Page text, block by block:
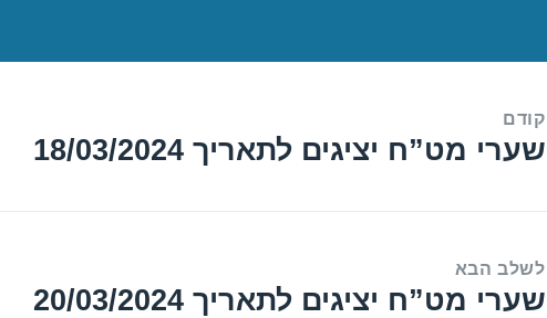
קודם
הפוסט
שערי מט”ח יציגים לתאריך 18/03/2024
לשלב הבא
הפוסט
שערי מט”ח יציגים לתאריך 20/03/2024